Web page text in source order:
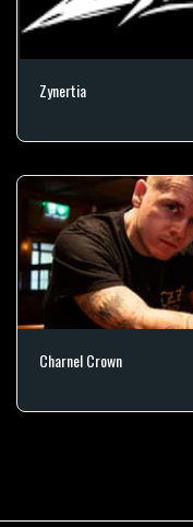
Zynertia
Charnel Crown